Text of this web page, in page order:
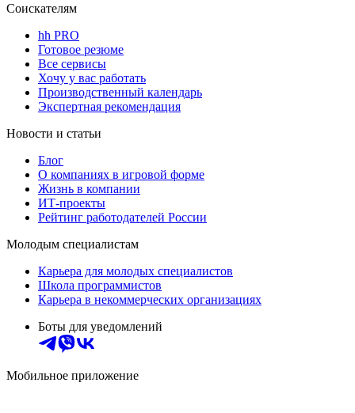
Соискателям
hh PRO
Готовое резюме
Все сервисы
Хочу у вас работать
Производственный календарь
Экспертная рекомендация
Новости и статьи
Блог
О компаниях в игровой форме
Жизнь в компании
ИТ-проекты
Рейтинг работодателей России
Молодым специалистам
Карьера для молодых специалистов
Школа программистов
Карьера в некоммерческих организациях
Боты для уведомлений
Мобильное приложение